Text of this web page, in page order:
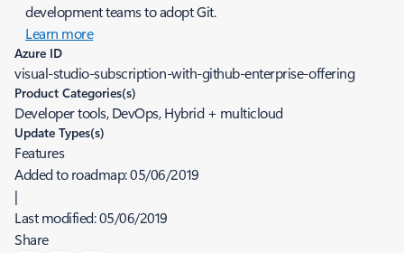
development teams to adopt Git.
Learn more
Azure ID
visual-studio-subscription-with-github-enterprise-offering
Product Categories(s)
Developer tools, DevOps, Hybrid + multicloud
Update Types(s)
Features
Added to roadmap:05/06/2019
|
Last modified:05/06/2019
Share